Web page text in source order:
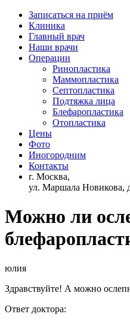
Записаться на приём
Клиника
Главный врач
Наши врачи
Операции
Ринопластика
Маммопластика
Септопластика
Подтяжка лица
Блефаропластика
Отопластика
Цены
Фото
Иногородним
Контакты
г. Москва,
ул. Маршала Новикова,
Можно ли
юлия
Здравствуйте! А можно
Ответ доктора: